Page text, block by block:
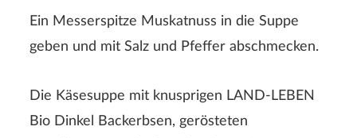
Ein Messerspitze Muskatnuss in die Suppe
geben und mit Salz und Pfeffer abschmecken.
Die Käsesuppe mit knusprigen LAND-LEBEN
Bio Dinkel Backerbsen, gerösteten